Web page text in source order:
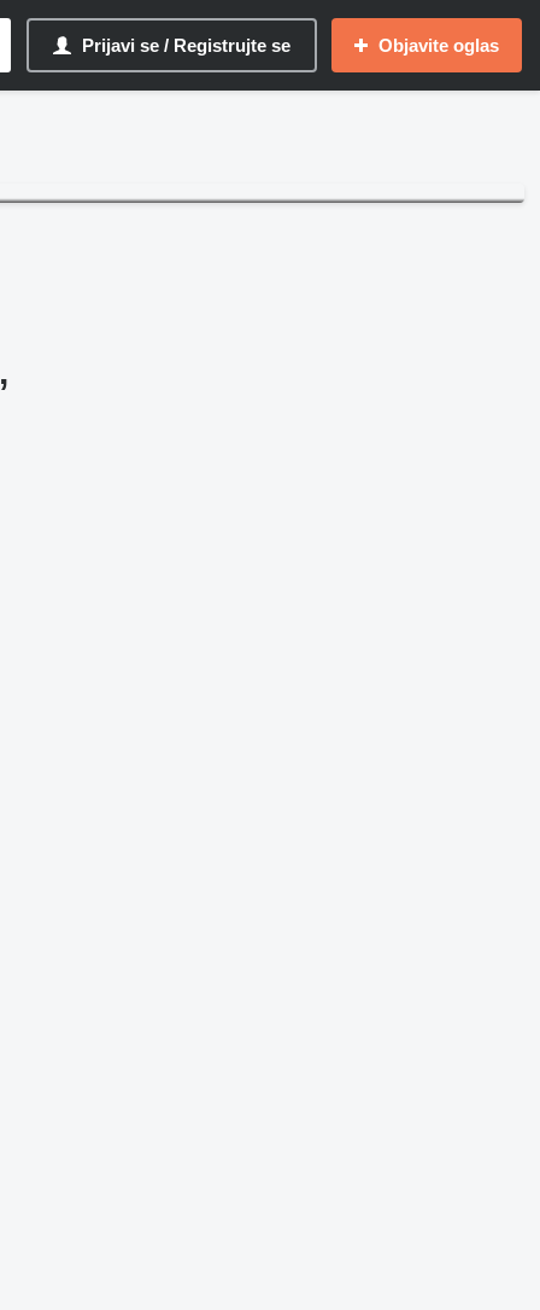
Prijavi se / Registrujte se Objavite oglas